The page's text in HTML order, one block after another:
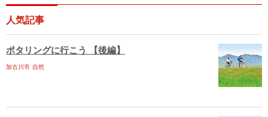
人気記事
ポタリングに行こう 【後編】
加古川市 自然